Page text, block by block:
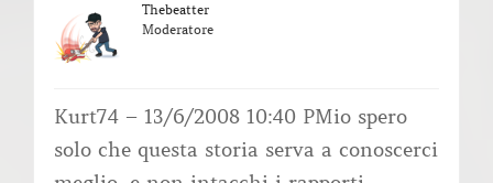
Thebeatter
Moderatore
Kurt74 – 13/6/2008 10:40 PMio spero
solo che questa storia serva a conoscerci